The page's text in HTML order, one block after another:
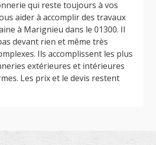
qui reste toujours à vos
aider à accomplir des travaux
à Marignieu dans le 01300. Il
devant rien et même très
Ils accomplissent les plus
extérieures et intérieures
Les prix et le devis restent